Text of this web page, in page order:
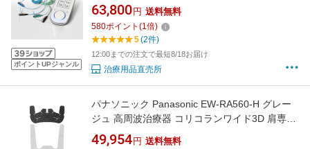
ポイントUPジャンル
63,800 円 送料無料
580ポイント (1倍)
5(2件)
12:00までの注文で最短8/18お届け
治療用品直売所
パナソニック Panasonic EW-RA560-H グレー
ジュ 高周波治療器 コリコランワイド3D 肩専用
EWRA560H
49,954 円 送料無料